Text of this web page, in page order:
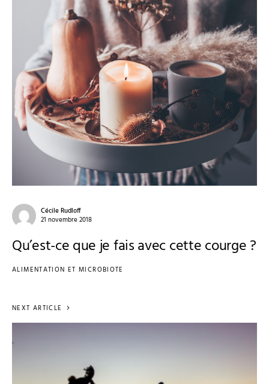
Cécile Rudloff
21 novembre 2018
Qu’est-ce que je fais avec cette courge ?
ALIMENTATION ET MICROBIOTE
NEXT ARTICLE